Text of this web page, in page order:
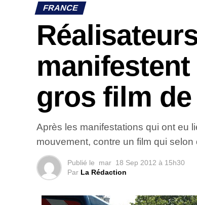
FRANCE
gros film
Après les manifestations qui ont eu
mouvement, contre un film qui
Publié le mar 18 Sep 2012 à 15h30
Par La Rédaction